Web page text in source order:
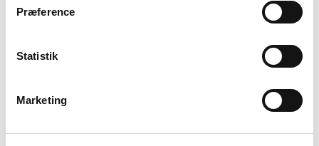
Præference
Statistik
Marketing
Hvis der tidligere har været klaget over røggener
fra det pågældende anlæg, kan kommunen bede
ved at beskrive eventuelle tiltag, som ejeren